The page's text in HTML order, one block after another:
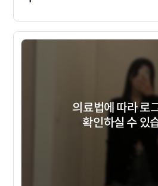
의료법에 따라 로
확인하실 수 있